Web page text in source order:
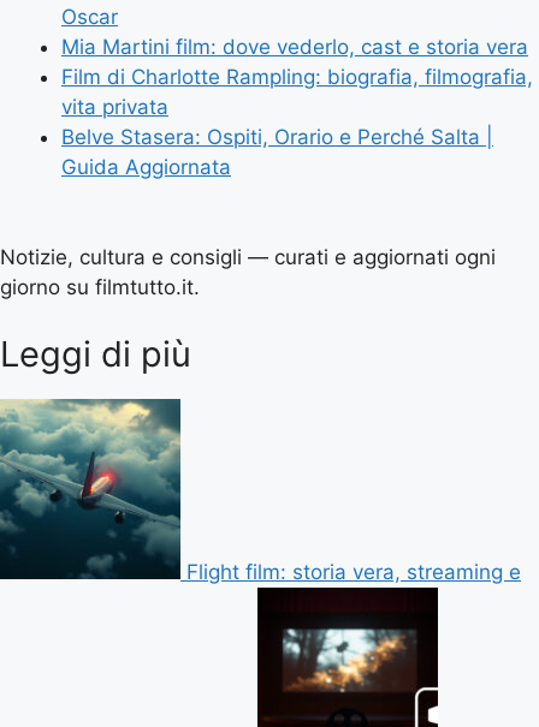
Oscar
Mia Martini film: dove vederlo, cast e storia vera
Film di Charlotte Rampling: biografia, filmografia,
vita privata
Belve Stasera: Ospiti, Orario e Perché Salta |
Guida Aggiornata
Notizie, cultura e consigli — curati e aggiornati ogni
giorno su filmtutto.it.
Leggi di più
Flight film: storia vera, streaming e